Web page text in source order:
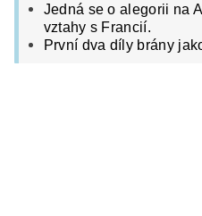
Jedná se o alegorii na
vztahy s Francií.
První dva díly brány